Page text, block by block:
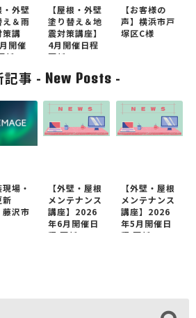
・外壁
え＆雨
策講
開催
新
【屋根・外壁
塗り替え＆地
震対策講座】
4月開催日程
更新
【お客様の
声】横浜市戸
塚区C様
記事 - New Posts -
現場・
新
藤沢市
【外壁・屋根
メンテナンス
講座】2026
年6月開催日
程 更新
【外壁・屋根
メンテナンス
講座】2026
年5月開催日
程 更新